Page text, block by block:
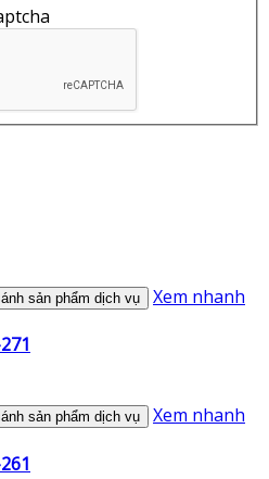
sản phẩm dịch vụ Xem nhanh
sản phẩm dịch vụ Xem nhanh